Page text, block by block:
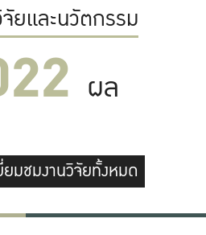
ยและนวัตกรรม
ผล
ยมชมงานวิจัยทั้งหมด